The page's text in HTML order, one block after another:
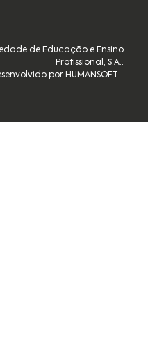
de Educação e Ensino
Profissional, S.A..
por HUMANSOFT